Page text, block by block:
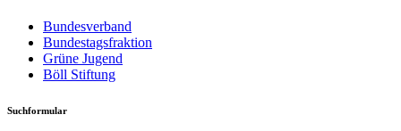
Bundesverband
Bundestagsfraktion
Grüne Jugend
Böll Stiftung
Suchformular